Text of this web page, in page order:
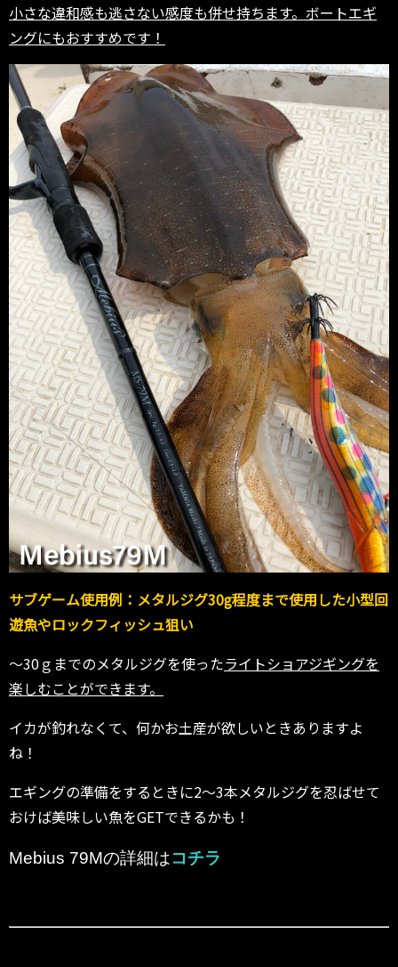
小さな違和感も逃さない感度も併せ持ちます。ボートエギ
ングにもおすすめです！
サブゲーム使用例：メタルジグ30g程度まで使用した小型回
遊魚やロックフィッシュ狙い
～30ｇまでのメタルジグを使ったライトショアジギングを
楽しむことができます。
イカが釣れなくて、何かお土産が欲しいときありますよ
ね！
エギングの準備をするときに2～3本メタルジグを忍ばせて
おけば美味しい魚をGETできるかも！
Mebius 79Mの詳細はコチラ